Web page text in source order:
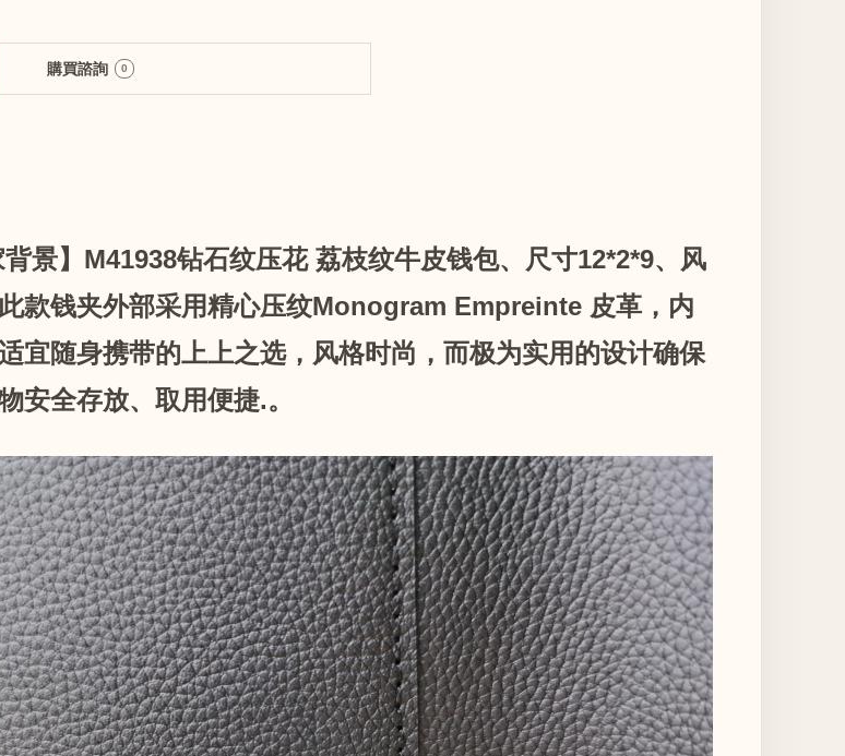
購買諮詢 0
背景】M41938钻石纹压花 荔枝纹牛皮钱包、尺寸12*2*9、风
款钱夹外部采用精心压纹Monogram Empreinte 皮革，内
宜随身携带的上上之选，风格时尚，而极为实用的设计确保
安全存放、取用便捷.。